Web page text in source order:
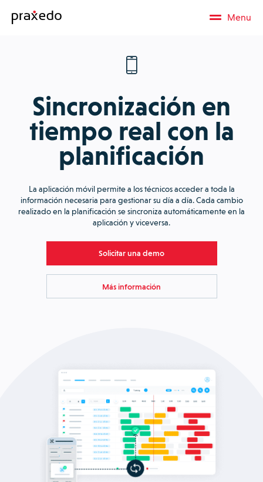
Menu
Sincronización en
tiempo real con la
planificación
La aplicación móvil permite a los técnicos acceder a toda la
información necesaria para gestionar su día a día. Cada cambio
realizado en la planificación se sincroniza automáticamente en la
aplicación y viceversa.
Solicitar una demo
Más información